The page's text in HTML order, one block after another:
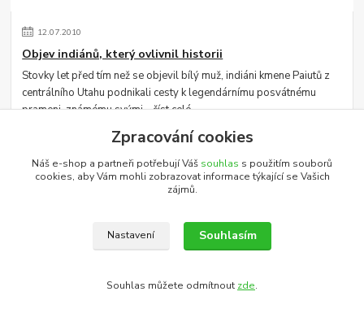
12.07.2010
Objev indiánů, který ovlivnil historii
Stovky let před tím než se objevil bílý muž, indiáni kmene Paiutů z
centrálního Utahu podnikali cesty k legendárnímu posvátnému
prameni, známému svými...číst celé
Zobrazit všechny články
Katalog internetových obchodů
Upravit sběr cookies.
Zpracování cookies
Náš e-shop a partneři potřebují Váš souhlas s použitím souborů
cookies, aby Vám mohli zobrazovat informace týkající se Vašich
zájmů.
Nastavení Souhlasím
Souhlas můžete odmítnout zde.